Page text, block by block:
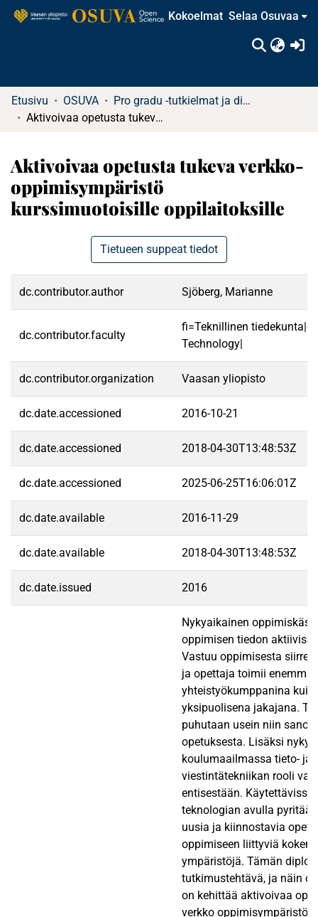
Kokoelmat Selaa Osuvaa
Etusivu OSUVA
Pro gradu -tutkielmat ja diplomityöt
Aktivoivaa opetusta tukeva verkko-oppimisympäristö kurssimuotoisille oppilaitoksille
Aktivoivaa opetusta tukeva verkko-
oppimisympäristö
kurssimuotoisille oppilaitoksille
Tietueen suppeat tiedot
dc.contributor.author Sjöberg, Marianne
dc.contributor.faculty
fi=Teknillinen
Technology|
dc.contributor.organization Vaasan yliopisto
dc.date.accessioned 2016-10-21
dc.date.accessioned 2018-04-30T13:48:53Z
dc.date.accessioned 2025-06-25T16:06:01Z
dc.date.available 2016-11-29
dc.date.available 2018-04-30T13:48:53Z
dc.date.issued 2016
Nykyaikainen
oppimisen tiedon
Vastuu oppimisesta
ja opettaja toimii
yhteistyökumppanina kuin
yksipuolisena jakajana.
puhutaan usein niin
opetuksesta. Lisäksi
koulumaailmassa tieto- ja
viestintätekniikan rooli
entisestään. Käytettävissä
teknologian avulla
uusia ja kiinnostavia
oppimiseen liittyviä
ympäristöjä. Tämän
tutkimustehtävä, ja näin
on kehittää aktivoivaa
verkko oppimisympäristö,